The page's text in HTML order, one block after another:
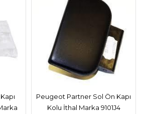
Peugeot Partner Sol Ön Kapı
Kolu İthal Marka 9101J4